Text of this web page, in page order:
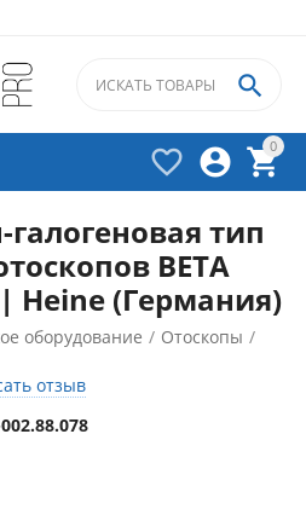
0




тип
ВЕТА
Heine (Германия)
оборудование / Отоскопы /
/
отзыв